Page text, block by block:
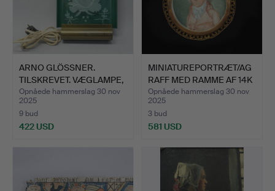
ARNO GLÖSSNER.
TILSKREVET. VÆGLAMPE,
MODEL…
Opnåede hammerslag 30 nov
2025
9 bud
422 USD
MINIATUREPORTRÆT/AG
RAFF MED RAMME AF 14K
G…
Opnåede hammerslag 30 nov
2025
3 bud
581 USD